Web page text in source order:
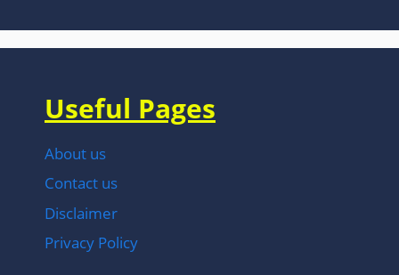
Useful Pages
About us
Contact us
Disclaimer
Privacy Policy